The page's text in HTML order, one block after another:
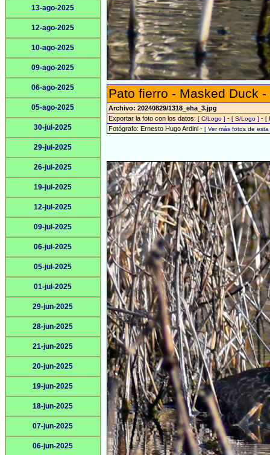
13-ago-2025
12-ago-2025
10-ago-2025
09-ago-2025
06-ago-2025
05-ago-2025
30-jul-2025
29-jul-2025
26-jul-2025
19-jul-2025
12-jul-2025
09-jul-2025
06-jul-2025
05-jul-2025
01-jul-2025
29-jun-2025
28-jun-2025
21-jun-2025
20-jun-2025
19-jun-2025
18-jun-2025
07-jun-2025
06-jun-2025
Pato fierro - Masked Duck -
Archivo: 20240829/1318_eha_3.jpg
Exportar la foto con los datos: [ C/Logo ] - [ S/Logo ] - [
Fotógrafo: Ernesto Hugo Ardini - [ Ver más fotos de